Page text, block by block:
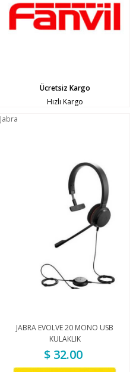
Ücretsiz Kargo
Hızlı Kargo
Jabra
JABRA EVOLVE 20 MONO USB
KULAKLIK
$ 32.00